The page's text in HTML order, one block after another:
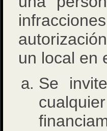
un local en
Se